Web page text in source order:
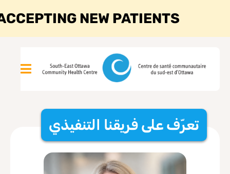
تعرّف على فريقنا التنفيذي
NEW PATIENTS